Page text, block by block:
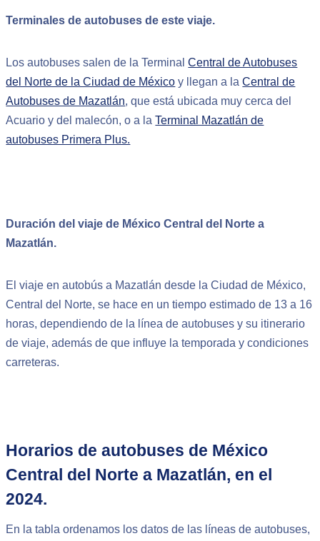
Terminales de autobuses de este viaje.
Los autobuses salen de la TerminalCentral de Autobuses
del Norte de la Ciudad de México y llegan a laCentral de
Autobuses de Mazatlán, que está ubicada muy cerca del
Acuario y del malecón, o a laTerminal Mazatlán de
autobuses Primera Plus.
Duración del viaje de México Central del Norte a
Mazatlán.
El viaje en autobús a Mazatlán desde la Ciudad de México,
Central del Norte, se hace en un tiempo estimado de 13 a 16
horas, dependiendo de la línea de autobuses y su itinerario
de viaje, además de que influye la temporada y condiciones
carreteras.
Horarios de autobuses de México
Central del Norte a Mazatlán, en el
2024.
En la tabla ordenamos los datos de las líneas de autobuses,